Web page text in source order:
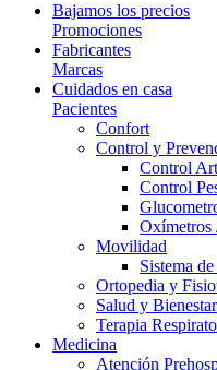
Bajamos los precios
Promociones
Fabricantes
Marcas
Cuidados en casa
Pacientes
Confort
Control y
Control
Control
Oxímetros
Movilidad
Sistema
Ortopedia y
Salud y Bienestar
Terapia
Medicina
Atención